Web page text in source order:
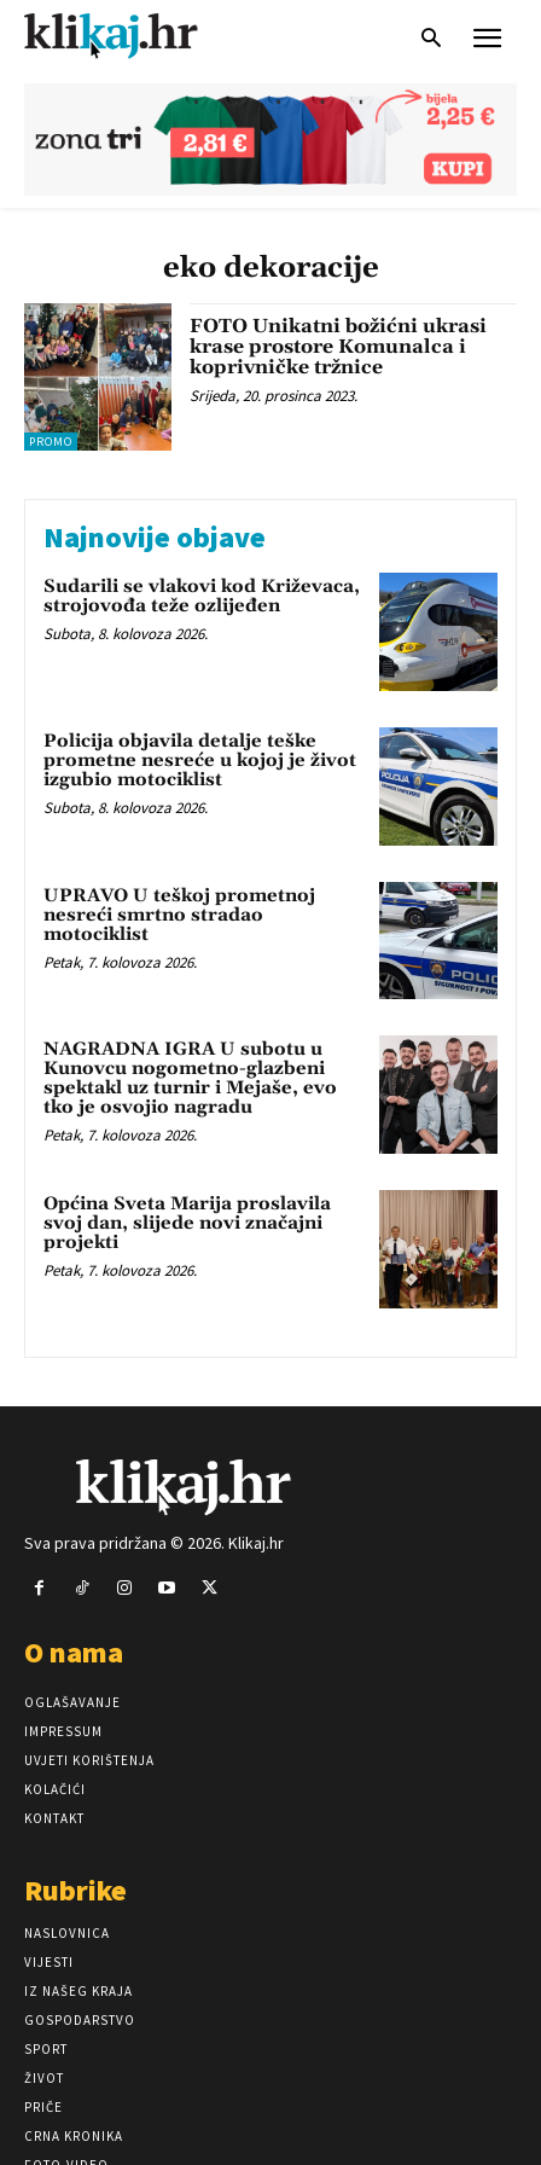
eko dekoracije
PROMO
FOTO Unikatni božićni ukrasi
krase prostore Komunalca i
koprivničke tržnice
Srijeda, 20. prosinca 2023.
Najnovije objave
Sudarili se vlakovi kod Križevaca,
strojovođa teže ozlijeđen
Subota, 8. kolovoza 2026.
Policija objavila detalje teške
prometne nesreće u kojoj je život
izgubio motociklist
Subota, 8. kolovoza 2026.
UPRAVO U teškoj prometnoj
nesreći smrtno stradao
motociklist
Petak, 7. kolovoza 2026.
NAGRADNA IGRA U subotu u
Kunovcu nogometno-glazbeni
spektakl uz turnir i Mejaše, evo
tko je osvojio nagradu
Petak, 7. kolovoza 2026.
Općina Sveta Marija proslavila
svoj dan, slijede novi značajni
projekti
Petak, 7. kolovoza 2026.
Sva prava pridržana © 2026. Klikaj.hr
O nama
OGLAŠAVANJE
IMPRESSUM
UVJETI KORIŠTENJA
KOLAČIĆI
KONTAKT
Rubrike
NASLOVNICA
VIJESTI
IZ NAŠEG KRAJA
GOSPODARSTVO
SPORT
ŽIVOT
PRIČE
CRNA KRONIKA